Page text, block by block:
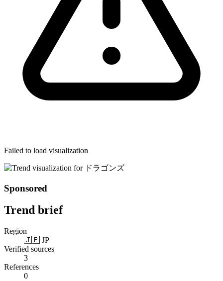
Failed to load visualization
Sponsored
Trend brief
Region
🇯🇵 JP
Verified sources
3
References
0